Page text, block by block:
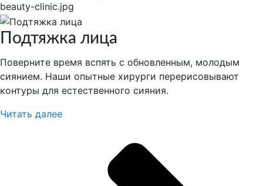
Подтяжка лица
Поверните время вспять с обновленным, молодым
сиянием. Наши опытные хирурги перерисовывают
контуры для естественного сияния.
Читать далее